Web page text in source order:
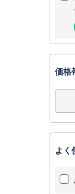
価格
よく